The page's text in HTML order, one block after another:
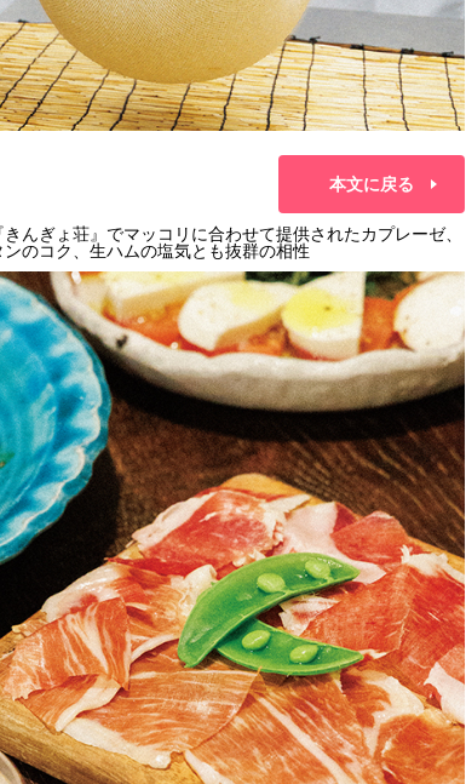
本文に戻る
んぎょ荘』でマッコリに合わせて提供されたカプレーゼ、
のコク、生ハムの塩気とも抜群の相性